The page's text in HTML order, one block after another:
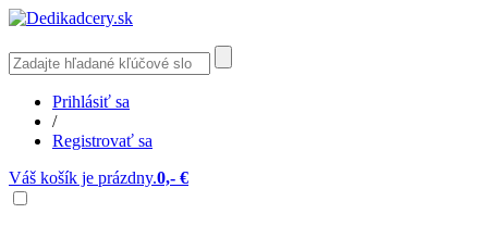
Prihlásiť sa
/
Registrovať sa
Váš košík je prázdny.0,- €